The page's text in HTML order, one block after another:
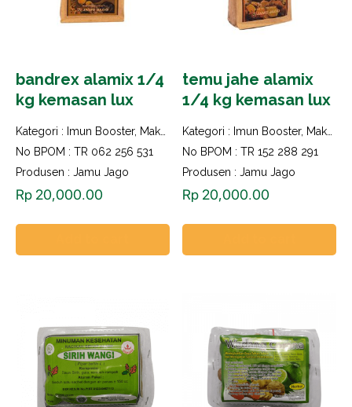
bandrex alamix 1/4
kg kemasan lux
Kategori : Imun Booster, Makanan dan Minuman Herbal
No BPOM : TR 062 256 531
Produsen : Jamu Jago
Rp 20,000.00
temu jahe alamix
1/4 kg kemasan lux
Kategori : Imun Booster, Makanan dan Minuman Herbal
No BPOM : TR 152 288 291
Produsen : Jamu Jago
Rp 20,000.00